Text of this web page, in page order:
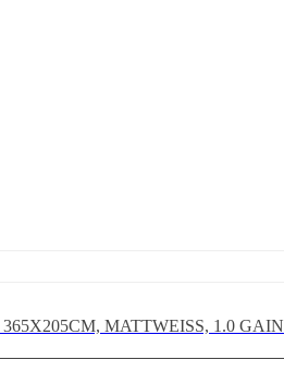
MATTWEISS, 1.0 GAIN